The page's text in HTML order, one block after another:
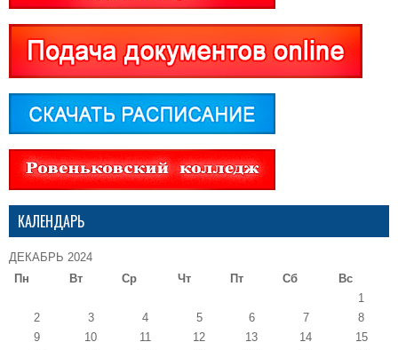
КАЛЕНДАРЬ
ДЕКАБРЬ 2024
Пн
Вт Ср Чт Пт Сб
Вс
1
2
3 4 5 6 7
8
9
10 11 12 13 14
15